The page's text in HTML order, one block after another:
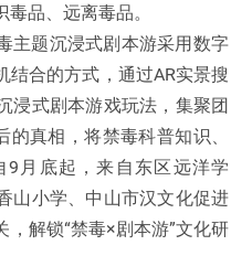
品、远离毒品。
主题沉浸式剧本游采用数字
结合的方式，通过AR实景搜
浸式剧本游戏玩法，集聚团
的真相，将禁毒科普知识、
9月底起 ，来自东区远洋学
山小学、中山市汉文化促进
，解锁“禁毒×剧本游”文化研